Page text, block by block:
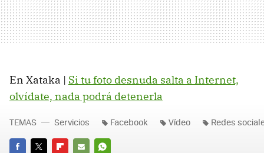
En Xataka | Si tu foto desnuda salta a Internet,
olvídate, nada podrá detenerla
TEMAS Servicios Facebook Vídeo Redes